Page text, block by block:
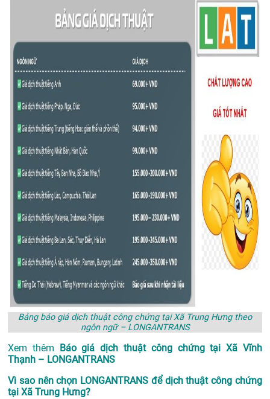
Bảng báo giá dịch thuật công chứng tại Xã Trung Hưng theo
ngôn ngữ – LONGANTRANS
Xem thêm
Báo giá dịch thuật công chứng tại Xã Vĩnh
Thạnh – LONGANTRANS
Vì sao nên chọn LONGANTRANS để dịch thuật công chứng
tại Xã Trung Hưng?